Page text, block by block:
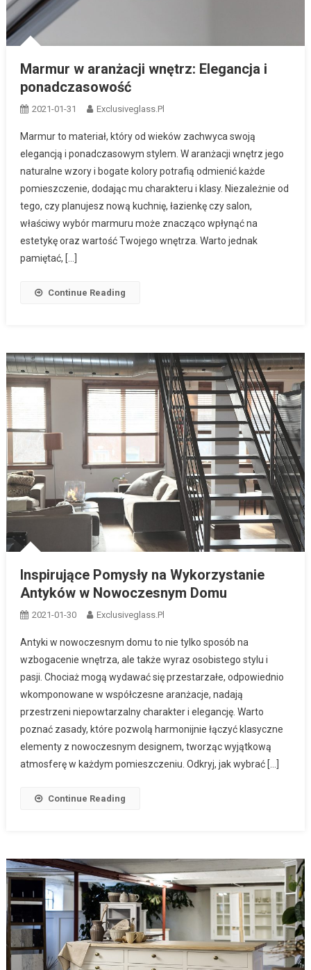
Marmur w aranżacji wnętrz: Elegancja i
ponadczasowość
2021-01-31 Exclusiveglass.pl
Marmur to materiał, który od wieków zachwyca swoją
elegancją i ponadczasowym stylem. W aranżacji wnętrz jego
naturalne wzory i bogate kolory potrafią odmienić każde
pomieszczenie, dodając mu charakteru i klasy. Niezależnie od
tego, czy planujesz nową kuchnię, łazienkę czy salon,
właściwy wybór marmuru może znacząco wpłynąć na
estetykę oraz wartość Twojego wnętrza. Warto jednak
pamiętać, […]
Continue Reading
Inspirujące Pomysły na Wykorzystanie
Antyków w Nowoczesnym Domu
2021-01-30 Exclusiveglass.pl
Antyki w nowoczesnym domu to nie tylko sposób na
wzbogacenie wnętrza, ale także wyraz osobistego stylu i
pasji. Chociaż mogą wydawać się przestarzałe, odpowiednio
wkomponowane w współczesne aranżacje, nadają
przestrzeni niepowtarzalny charakter i elegancję. Warto
poznać zasady, które pozwolą harmonijnie łączyć klasyczne
elementy z nowoczesnym designem, tworząc wyjątkową
atmosferę w każdym pomieszczeniu. Odkryj, jak wybrać […]
Continue Reading